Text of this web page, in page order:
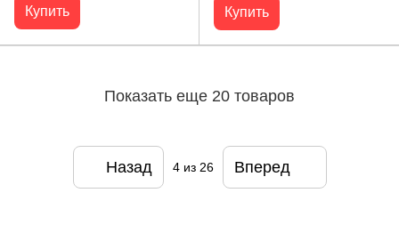
Купить Купить
Показать еще 20 товаров
Назад 4из 26 Вперед